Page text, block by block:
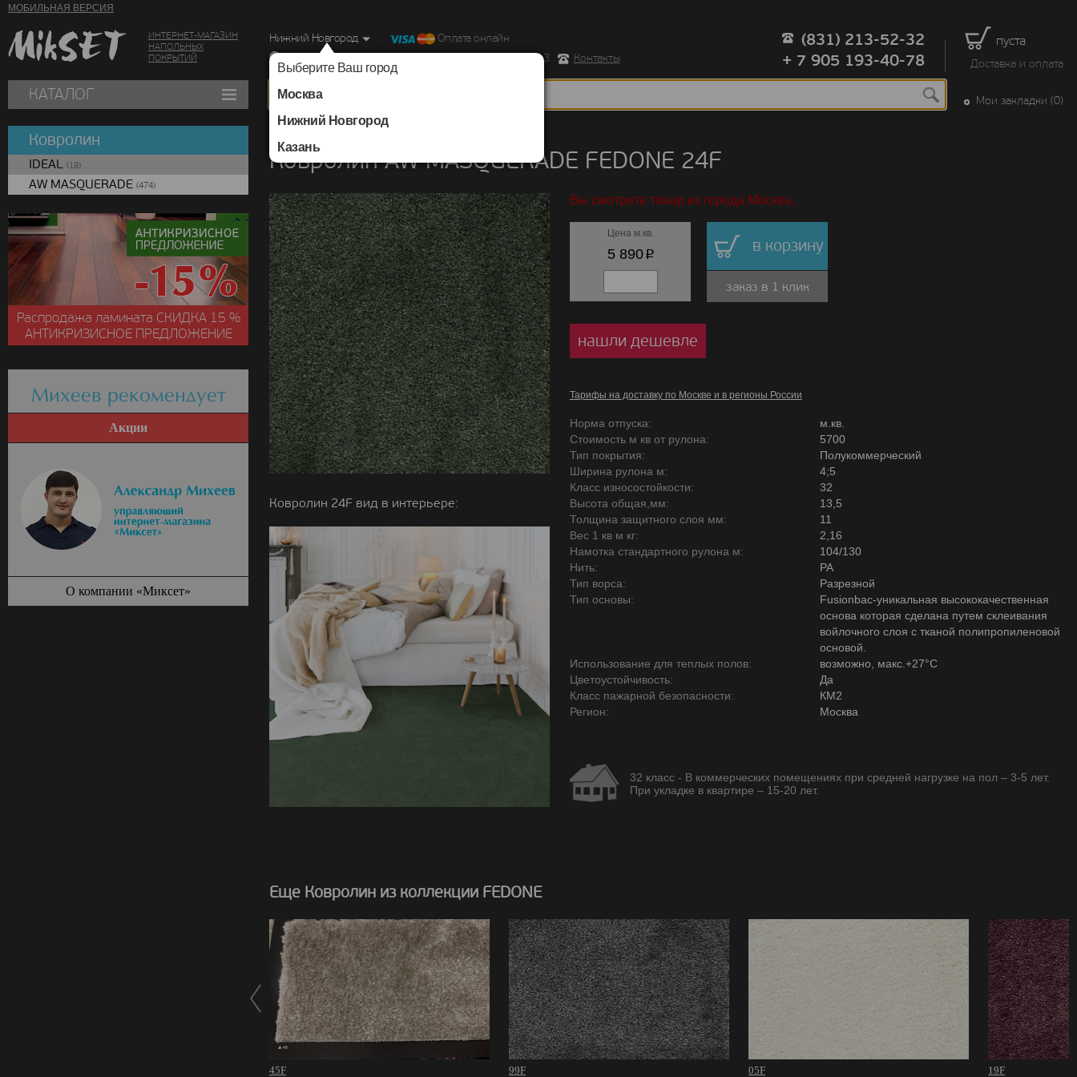
МОБИЛЬНАЯ ВЕРСИЯ
ИНТЕРНЕТ-МАГАЗИН
НАПОЛЬНЫХ
ПОКРЫТИЙ
пуста
Доставка и оплата
Нижний Новгород
Выберите Ваш город
Москва
Нижний Новгород
Казань
Оплата онлайн
г. Нижний Новгород, Ул. Республиканская д.43 корпус 3
Контакты
(831) 213-52-32
+ 7 905 193-40-78
КАТАЛОГ Мои закладки (0)
Ковролин AW MASQUERADE FEDONE 24F
Ковролин 24F вид в интерьере:
Вы смотрите товар из города Москва.
Цена м.кв.
5 890p в корзину
заказ в 1 клик
нашли дешевле
Тарифы на доставку по Москве и в регионы России
Норма отпуска:
м.кв.
Стоимость м кв от рулона:
5700
Тип покрытия:
Полукоммерческий
Ширина рулона м:
4;5
Класс износостойкости:
32
Высота общая,мм:
13,5
Толщина защитного слоя мм:
11
Вес 1 кв м кг:
2,16
Намотка стандартного рулона м:
104/130
Нить:
PA
Тип ворса:
Разрезной
Тип основы:
Fusionbac-уникальная высококачественная
основа которая сделана путем склеивания
войлочного слоя с тканой полипропиленовой
основой.
Использование для теплых полов:
возможно, макс.+27°С
Цветоустойчивость:
Да
Класс пажарной безопасности:
КМ2
Регион:
Москва
32 класс - В коммерческих помещениях при средней нагрузке на пол – 3-5 лет.
При укладке в квартире – 15-20 лет.
Еще Ковролин из коллекции FEDONE
45F 99F 05F 19F
Ковролин
IDEAL (18)
AW MASQUERADE (474)
Распродажа ламината СКИДКА15 %
АНТИКРИЗИСНОЕ ПРЕДЛОЖЕНИЕ
Михеев рекомендует
Акции
О компании «Миксет»